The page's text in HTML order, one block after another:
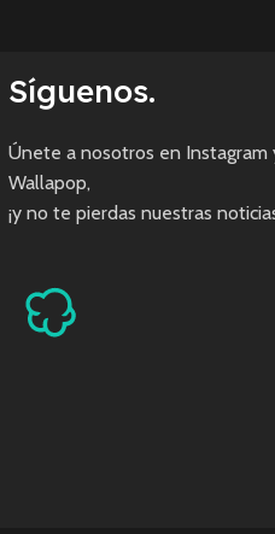
Síguenos.
Únete a nosotros en Instagram
Wallapop,
¡y no te pierdas nuestras